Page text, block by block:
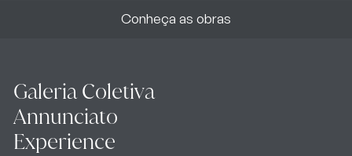
Conheça as obras
Galeria Coletiva
Annunciato
Experience